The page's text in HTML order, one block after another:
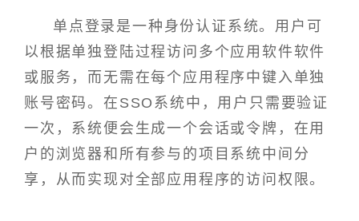
单点登录是一种身份认证系统。用户可
以根据单独登陆过程访问多个应用软件软件
或服务，而无需在每个应用程序中键入单独
账号密码。在SSO系统中，用户只需要验证
一次，系统便会生成一个会话或令牌，在用
户的浏览器和所有参与的项目系统中间分
享，从而实现对全部应用程序的访问权限。